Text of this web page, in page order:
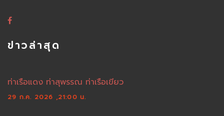
ข่าวล่าสุด
ท่าเรือแดง ท่าสุพรรณ ท่าเรือเขียว
29 ก.ค. 2026 ,21:00 น.